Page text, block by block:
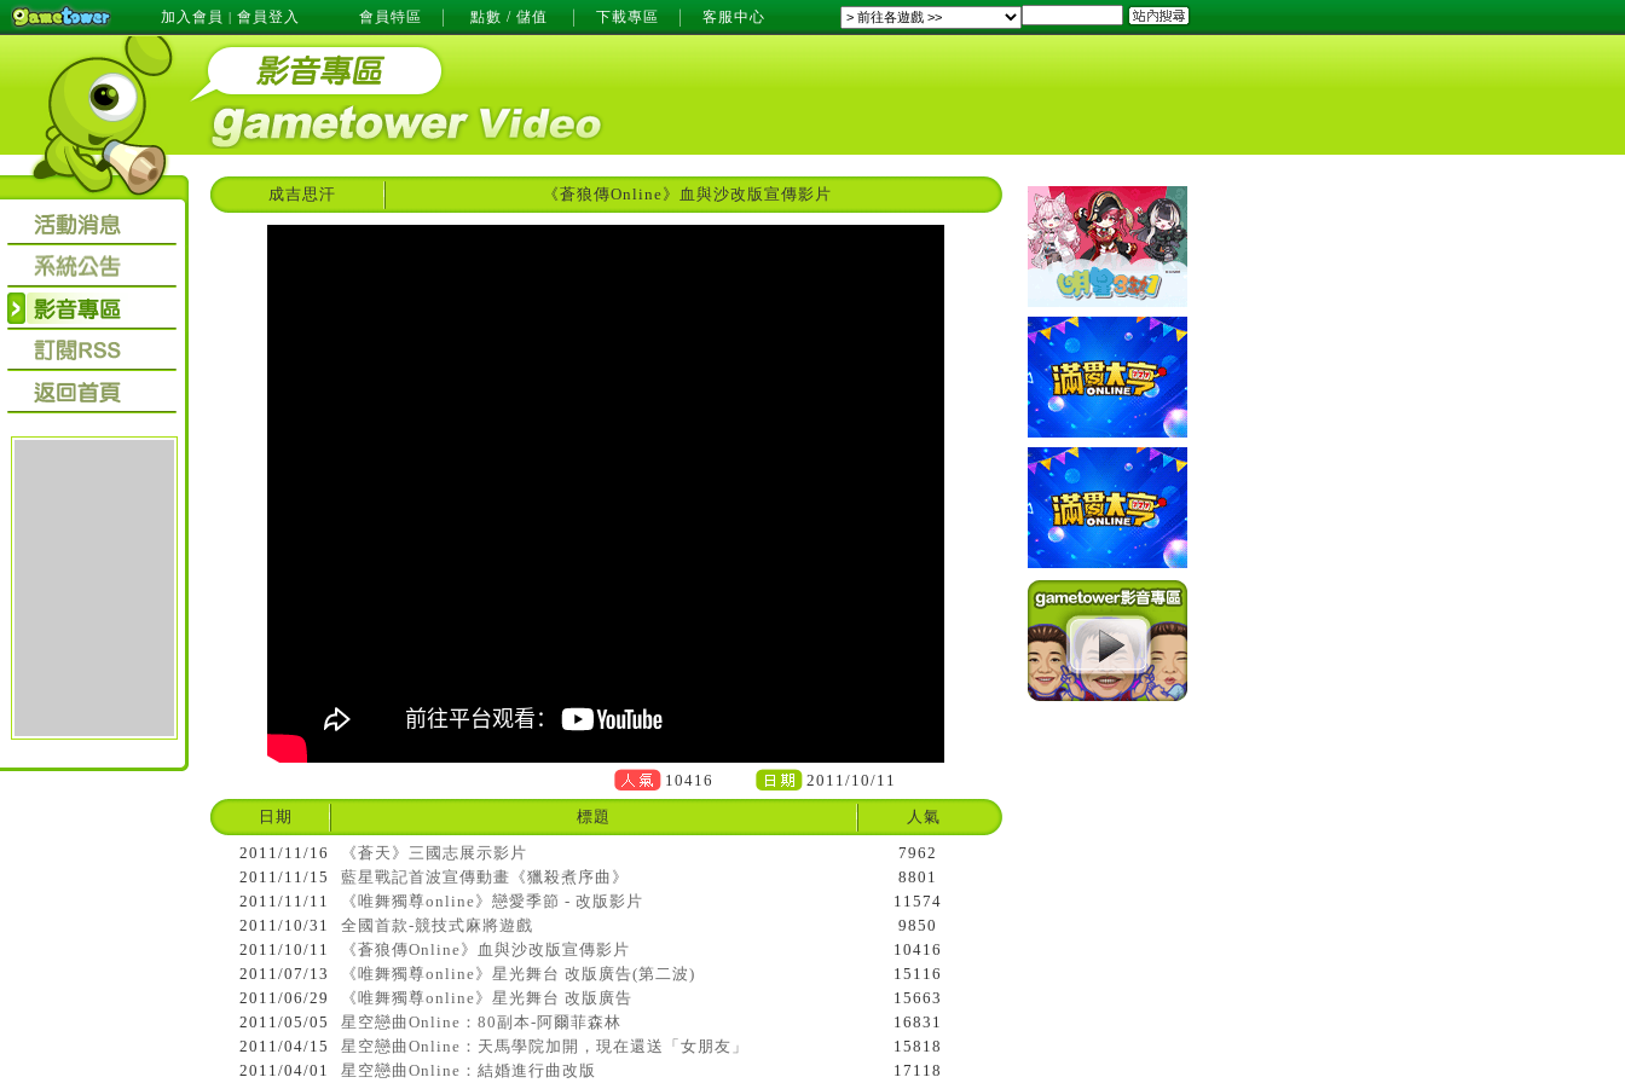
加入會員 | 會員登入 會員特區 點數 / 儲值 下載專區 客服中心
成吉思汗 《蒼狼傳Online》血與沙改版宣傳影片
10416
2011/10/11
日期
標題
人氣
2011/11/16
《蒼天》三國志展示影片
7962
2011/11/15
藍星戰記首波宣傳動畫《獵殺煮序曲》
8801
2011/11/11
《唯舞獨尊online》戀愛季節 - 改版影片
11574
2011/10/31
全國首款-競技式麻將遊戲
9850
2011/10/11
《蒼狼傳Online》血與沙改版宣傳影片
10416
2011/07/13
《唯舞獨尊online》星光舞台 改版廣告(第二波)
15116
2011/06/29
《唯舞獨尊online》星光舞台 改版廣告
15663
2011/05/05
星空戀曲Online：80副本-阿爾菲森林
16831
2011/04/15
星空戀曲Online：天馬學院加開，現在還送「女朋友」
15818
2011/04/01
星空戀曲Online：結婚進行曲改版 17118